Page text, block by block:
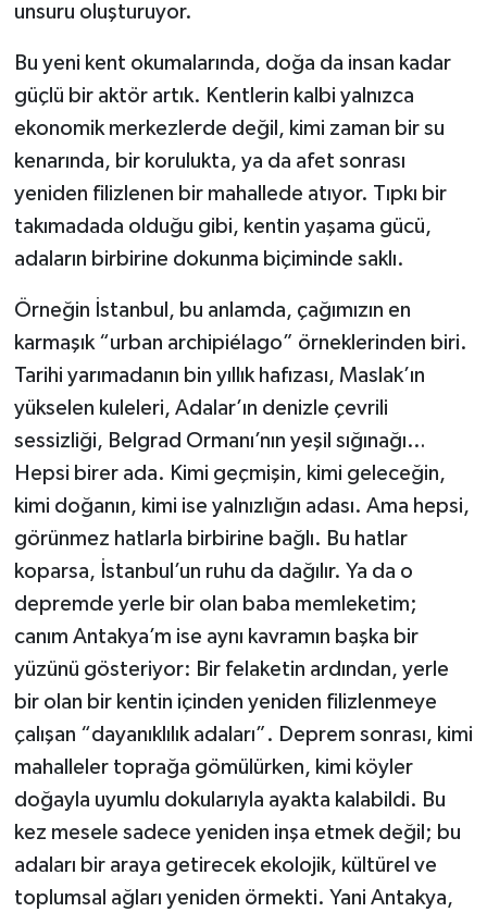
unsuru oluşturuyor.
Bu yeni kent okumalarında, doğa da insan kadar
güçlü bir aktör artık. Kentlerin kalbi yalnızca
ekonomik merkezlerde değil, kimi zaman bir su
kenarında, bir korulukta, ya da afet sonrası
yeniden filizlenen bir mahallede atıyor. Tıpkı bir
takımadada olduğu gibi, kentin yaşama gücü,
adaların birbirine dokunma biçiminde saklı.
Örneğin İstanbul, bu anlamda, çağımızın en
karmaşık “urban archipiélago” örneklerinden biri.
Tarihi yarımadanın bin yıllık hafızası, Maslak’ın
yükselen kuleleri, Adalar’ın denizle çevrili
sessizliği, Belgrad Ormanı’nın yeşil sığınağı…
Hepsi birer ada. Kimi geçmişin, kimi geleceğin,
kimi doğanın, kimi ise yalnızlığın adası. Ama hepsi,
görünmez hatlarla birbirine bağlı. Bu hatlar
koparsa, İstanbul’un ruhu da dağılır. Ya da o
depremde yerle bir olan baba memleketim;
canım Antakya’m ise aynı kavramın başka bir
yüzünü gösteriyor: Bir felaketin ardından, yerle
bir olan bir kentin içinden yeniden filizlenmeye
çalışan “dayanıklılık adaları”. Deprem sonrası, kimi
mahalleler toprağa gömülürken, kimi köyler
doğayla uyumlu dokularıyla ayakta kalabildi. Bu
kez mesele sadece yeniden inşa etmek değil; bu
adaları bir araya getirecek ekolojik, kültürel ve
toplumsal ağları yeniden örmekti. Yani Antakya,